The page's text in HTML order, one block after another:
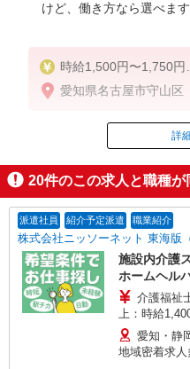
けど、働き方なら選べま
時給1,500円〜1,750円
◆無資格・経験者：時
◆初任者研修・経験者
◆介護福祉士：時給
※経験者は3ヶ月以上
※給与幅は経験・能力
★週払いOK（規定あ
愛知県名古屋市守山区
掲載
詳
20件のこの求人と職種が
派遣社員 紹介予定派遣 職業紹介
株式会社ニッソーネット 東海版
施設内介
ホームヘル
介護福祉
上：時給
1,300円〜1,750円 ※給与幅は勤務
費、諸手当（
愛知・静
地域密着求